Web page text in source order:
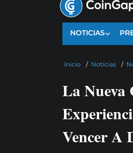
NOTICIAS
Inicio / Noticias /
La Nueva
Vencer A